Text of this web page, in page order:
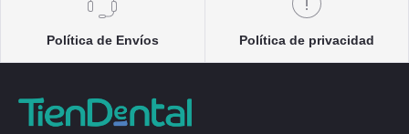
Política de Envíos Política de privacidad